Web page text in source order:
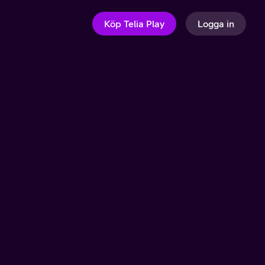
Köp Telia Play Logga in